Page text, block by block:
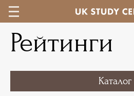
Рейтинги
Каталог